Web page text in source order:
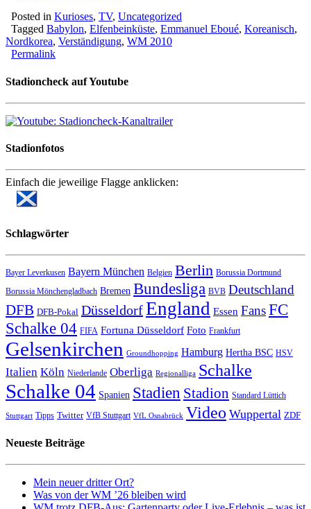
Posted in Kurioses, TV, Uncategorized
Tagged Babylon, Elfenbeinküste, Emmanuel Eboué, Koreanisch,
Nordkorea, Verständigung, WM 2010
Permalink
Stadioncheck auf Youtube
Stadionfotos
Einfach die jeweilige Flagge anklicken:
Schlagwörter
Bayer Leverkusen Bayern München Belgien Berlin Borussia Dortmund
Borussia Mönchengladbach Bremen Bundesliga BVB Deutschland
DFB DFB-Pokal DüsseldorfEngland Essen FansFC
Schalke 04 FIFA Fortuna Düsseldorf Foto Frankfurt
Gelsenkirchen Groundhopping Hamburg Hertha BSC HSV
Italien Köln Niederlande Oberliga Regionalliga Schalke
Schalke 04 Spanien Stadien Stadion Standard Lüttich
Stuttgart Tipps Twitter VfB Stuttgart VfL Osnabrück Video Wuppertal ZDF
Neueste Beiträge
Mein neuer dritter Ort?
Was von der WM ’26 bleiben wird